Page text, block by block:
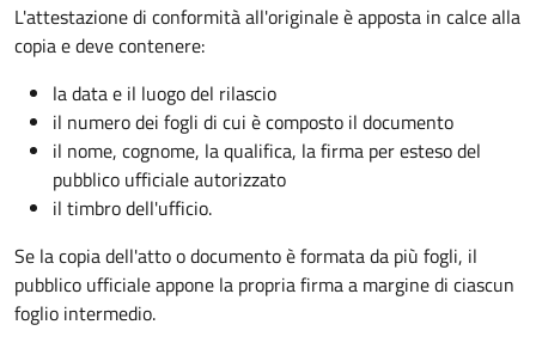
L'attestazione di conformità all'originale è apposta in calce alla
copia e deve contenere:
la data e il luogo del rilascio
il numero dei fogli di cui è composto il documento
il nome, cognome, la qualifica, la firma per esteso del
pubblico ufficiale autorizzato
il timbro dell'ufficio.
Se la copia dell'atto o documento è formata da più fogli, il
pubblico ufficiale appone la propria firma a margine di ciascun
foglio intermedio.